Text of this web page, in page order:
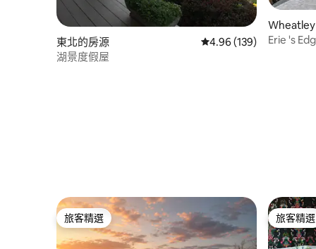
東北的房源 從 139 則評價中獲得
4.96 (139)
湖景度假屋
Erie 's
旅客精選
旅客精選 旅客精選
旅客精選